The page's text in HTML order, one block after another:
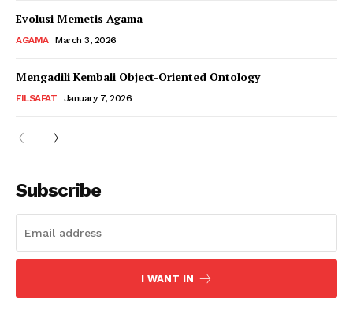
Evolusi Memetis Agama
AGAMA March 3, 2026
Mengadili Kembali Object-Oriented Ontology
FILSAFAT January 7, 2026
Subscribe
I WANT IN